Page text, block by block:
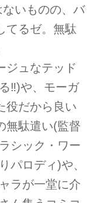
ないものの、バ
てるゼ。無駄
ジュなテッド
‼︎)や、モーガ
役だから良い
無駄遣い(監督
シック・ワー
パロディ)や、
ラが一堂に介